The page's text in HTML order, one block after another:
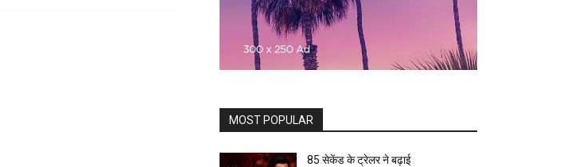
MOST POPULAR
85 सेकेंड के ट्रेलर ने बढ़ाई